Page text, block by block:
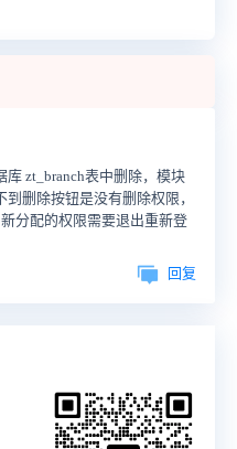
zt_branch表中删除，模块
删除按钮是没有删除权限，
分配的权限需要退出重新登
回复